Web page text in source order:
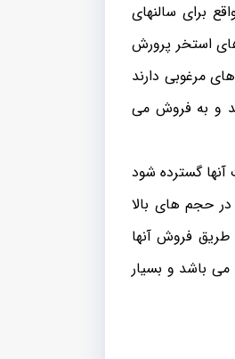
برای سالنهای
استخر پرورش
مرغوبی دارند
و به فروش می
گسترده شود
در حجم های بالا
طریق فروش آنها
می باشد و بسیار